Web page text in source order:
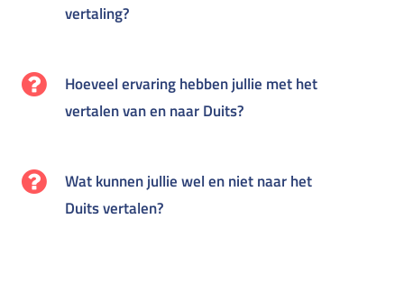
vertaling?
Hoeveel ervaring hebben jullie met het
vertalen van en naar Duits?
Wat kunnen jullie wel en niet naar het
Duits vertalen?